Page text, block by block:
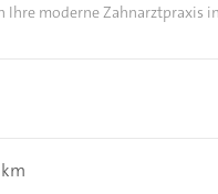
Ihre moderne Zahnarztpraxis